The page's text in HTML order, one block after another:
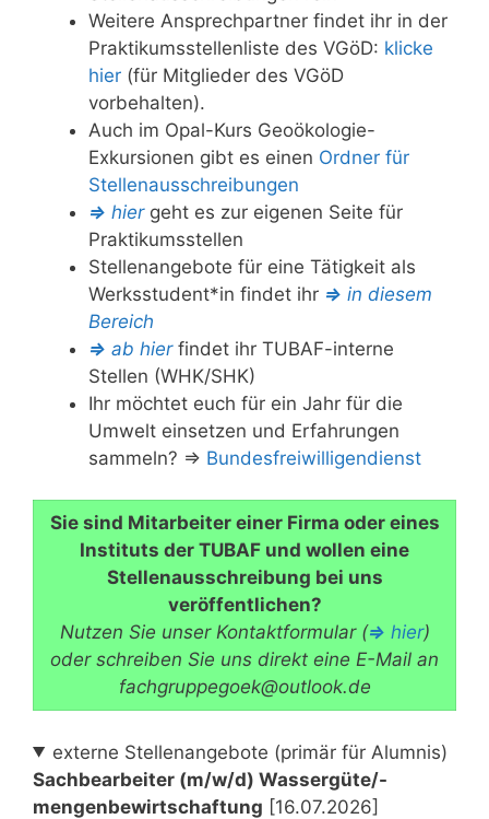
Weitere Ansprechpartner findet ihr in der
Praktikumsstellenliste des VGöD: klicke
hier (für Mitglieder des VGöD
vorbehalten).
Auch im Opal-Kurs Geoökologie-
Exkursionen gibt es einen Ordner für
Stellenausschreibungen
⇒ hiergeht es zur eigenen Seite für
Praktikumsstellen
Stellenangebote für eine Tätigkeit als
Werksstudent*in findet ihr ⇒ in diesem
Bereich
⇒ ab hierfindet ihr TUBAF-interne
Stellen (WHK/SHK)
Ihr möchtet euch für ein Jahr für die
Umwelt einsetzen und Erfahrungen
sammeln? ⇒ Bundesfreiwilligendienst
Sie sind Mitarbeiter einer Firma oder eines
Instituts der TUBAF und wollen eine
Stellenausschreibung bei uns
veröffentlichen?
Nutzen Sie unser Kontaktformular (⇒ hier)
oder schreiben Sie uns direkt eine E-Mail an
fachgruppegoek@outlook.de
externe Stellenangebote (primär für Alumnis)
Sachbearbeiter (m/w/d) Wassergüte/-
mengenbewirtschaftung [16.07.2026]